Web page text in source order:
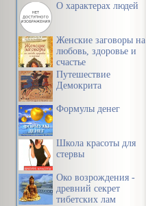
О характерах людей
Женские заговоры на
любовь, здоровье и
счастье
Путешествие
Демокрита
Формулы денег
Школа красоты для
стервы
Око возрождения -
древний секрет
тибетских лам